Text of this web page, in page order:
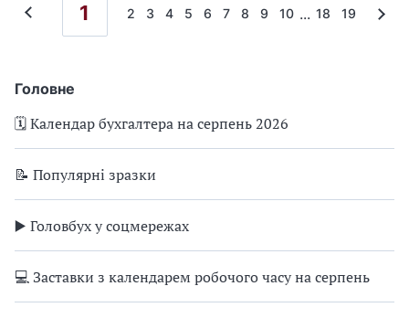
Головне
🗓️ Календар бухгалтера на серпень 2026
📝 Популярні зразки
▶️ Головбух у соцмережах
💻 Заставки з календарем робочого часу на серпень
1 2 3 4 5 6 7 8 9 10 ... 18 19